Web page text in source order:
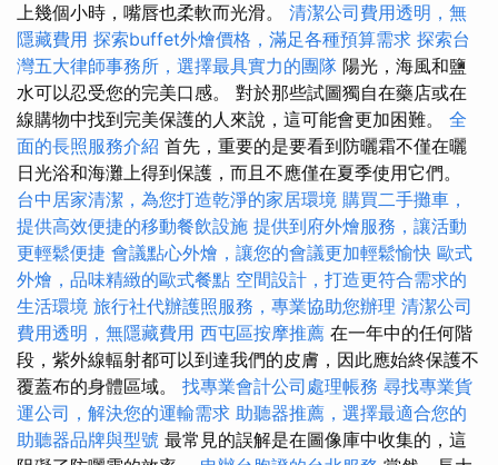
上幾個小時，嘴唇也柔軟而光滑。 清潔公司費用透明，無
隱藏費用 探索buffet外燴價格，滿足各種預算需求 探索台
灣五大律師事務所，選擇最具實力的團隊 陽光，海風和鹽
水可以忍受您的完美口感。 對於那些試圖獨自在藥店或在
線購物中找到完美保護的人來說，這可能會更加困難。 全
面的長照服務介紹 首先，重要的是要看到防曬霜不僅在曬
日光浴和海灘上得到保護，而且不應僅在夏季使用它們。
台中居家清潔，為您打造乾淨的家居環境 購買二手攤車，
提供高效便捷的移動餐飲設施 提供到府外燴服務，讓活動
更輕鬆便捷 會議點心外燴，讓您的會議更加輕鬆愉快 歐式
外燴，品味精緻的歐式餐點 空間設計，打造更符合需求的
生活環境 旅行社代辦護照服務，專業協助您辦理 清潔公司
費用透明，無隱藏費用 西屯區按摩推薦 在一年中的任何階
段，紫外線輻射都可以到達我們的皮膚，因此應始終保護不
覆蓋布的身體區域。 找專業會計公司處理帳務 尋找專業貨
運公司，解決您的運輸需求 助聽器推薦，選擇最適合您的
助聽器品牌與型號 最常見的誤解是在圖像庫中收集的，這